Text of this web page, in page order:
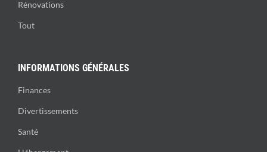
Rénovations
Tout
INFORMATIONS GÉNÉRALES
Finances
Divertissements
Santé